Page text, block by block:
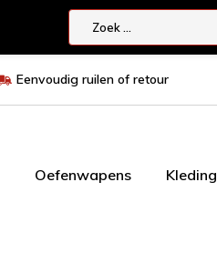
Eenvoudig ruilen of retour
Oefenwapens Kleding